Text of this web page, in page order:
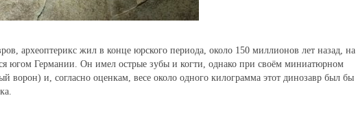
археоптерикс жил в конце юрского периода, около 150 миллионов лет назад, на
югом Германии. Он имел острые зубы и когти, однако при своём миниатюрном
ворон) и, согласно оценкам, весе около одного килограмма этот динозавр был бы